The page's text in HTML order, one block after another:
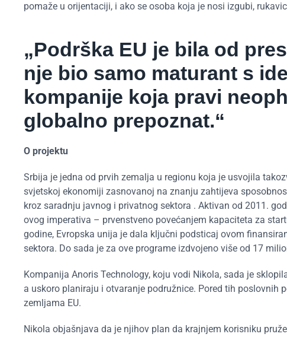
pomaže u orijentaciji, i ako se osoba koja je nosi izgubi,
„Podrška EU je bila od
nje bio samo maturant s
kompanije koja pravi
globalno prepoznat.“
O projektu
Srbija je jedna od prvih zemalja u regionu koja je usvojila
svjetskoj ekonomiji zasnovanoj na znanju zahtijeva
kroz saradnju javnog i privatnog sektora . Aktivan od 2011.
ovog imperativa – prvenstveno povećanjem kapaciteta za
godine, Evropska unija je dala ključni podsticaj ovom
sektora. Do sada je za ove programe izdvojeno više od 17
Kompanija Anoris Technology, koju vodi Nikola, sada je
a uskoro planiraju i otvaranje podružnice. Pored tih
zemljama EU.
Nikola objašnjava da je njihov plan da krajnjem korisniku